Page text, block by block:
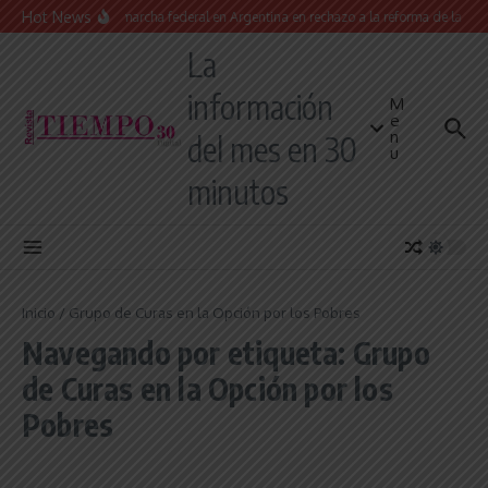
Saltar al contenido
Hot NewsMasiva marcha federal en Argentina en rechazo a la reforma de la Ley
La
información
del mes en 30
minutos
M
e
n
u
Inicio / Grupo de Curas en la Opción por los Pobres
Navegando por etiqueta: Grupo
de Curas en la Opción por los
Pobres